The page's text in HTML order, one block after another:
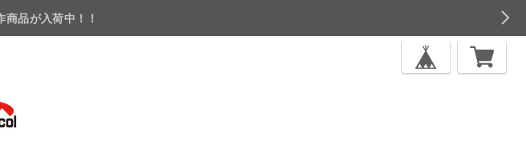
品が入荷中！！